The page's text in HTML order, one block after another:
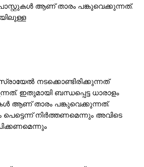
ആണ് താരം പങ്കുവെക്കുന്നത്.
നടക്കൊണ്ടിരിക്കുന്നത്
ഇതുമായി ബന്ധപ്പെട്ട ധാരാളം
ആണ് താരം പങ്കുവെക്കുന്നത്.
നിർത്തണമെന്നും അവിടെ